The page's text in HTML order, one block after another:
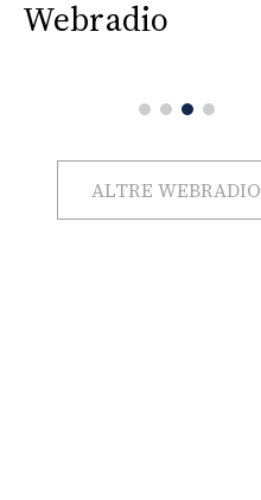
Webradio
ALTRE WEBRADIO